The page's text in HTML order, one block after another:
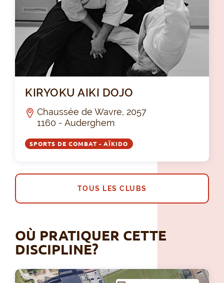
KIRYOKU AIKI DOJO
Chaussée de Wavre, 2057
1160 - Auderghem
SPORTS DE COMBAT - AÏKIDO
TOUS LES CLUBS
OÙ PRATIQUER CETTE
DISCIPLINE?